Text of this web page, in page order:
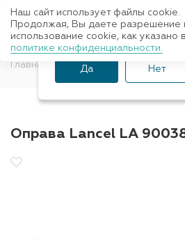
Главная Оправы для очков
Оправа Lancel LA
Ваш город Санкт-
Петербург?
Да Нет
Наш сайт использует файлы cookie.
Продолжая, Вы даете разрешение
использование cookie, как указано
политике конфиденциальности.